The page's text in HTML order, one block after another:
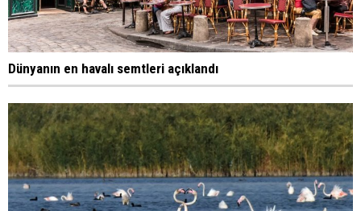
Dünyanın en havalı semtleri açıklandı